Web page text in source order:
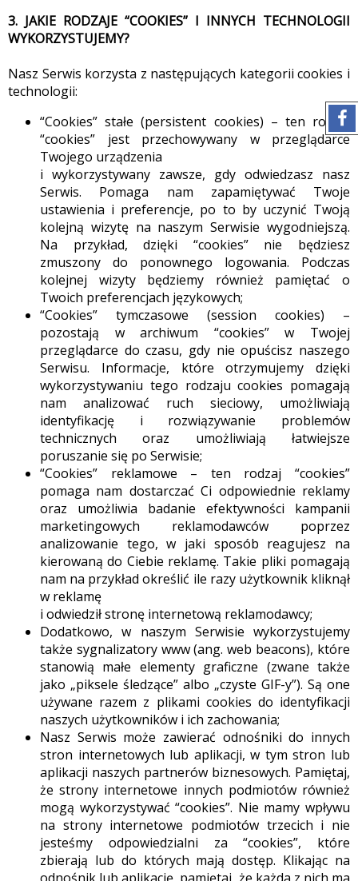
3. JAKIE RODZAJE “COOKIES” I INNYCH TECHNOLOGII
WYKORZYSTUJEMY?
Nasz Serwis korzysta z następujących kategorii cookies i
technologii:
“Cookies” stałe (persistent cookies) – ten rodzaj
“cookies” jest przechowywany w przeglądarce
Twojego urządzenia
i wykorzystywany zawsze, gdy odwiedzasz nasz
Serwis. Pomaga nam zapamiętywać Twoje
ustawienia i preferencje, po to by uczynić Twoją
kolejną wizytę na naszym Serwisie wygodniejszą.
Na przykład, dzięki “cookies” nie będziesz
zmuszony do ponownego logowania. Podczas
kolejnej wizyty będziemy również pamiętać o
Twoich preferencjach językowych;
“Cookies” tymczasowe (session cookies) –
pozostają w archiwum “cookies” w Twojej
przeglądarce do czasu, gdy nie opuścisz naszego
Serwisu. Informacje, które otrzymujemy dzięki
wykorzystywaniu tego rodzaju cookies pomagają
nam analizować ruch sieciowy, umożliwiają
identyfikację i rozwiązywanie problemów
technicznych oraz umożliwiają łatwiejsze
poruszanie się po Serwisie;
“Cookies” reklamowe – ten rodzaj “cookies”
pomaga nam dostarczać Ci odpowiednie reklamy
oraz umożliwia badanie efektywności kampanii
marketingowych reklamodawców poprzez
analizowanie tego, w jaki sposób reagujesz na
kierowaną do Ciebie reklamę. Takie pliki pomagają
nam na przykład określić ile razy użytkownik kliknął
w reklamę
i odwiedził stronę internetową reklamodawcy;
Dodatkowo, w naszym Serwisie wykorzystujemy
także sygnalizatory www (ang. web beacons), które
stanowią małe elementy graficzne (zwane także
jako „piksele śledzące” albo „czyste GIF-y”). Są one
używane razem z plikami cookies do identyfikacji
naszych użytkowników i ich zachowania;
Nasz Serwis może zawierać odnośniki do innych
stron internetowych lub aplikacji, w tym stron lub
aplikacji naszych partnerów biznesowych. Pamiętaj,
że strony internetowe innych podmiotów również
mogą wykorzystywać “cookies”. Nie mamy wpływu
na strony internetowe podmiotów trzecich i nie
jesteśmy odpowiedzialni za “cookies”, które
zbierają lub do których mają dostęp. Klikając na